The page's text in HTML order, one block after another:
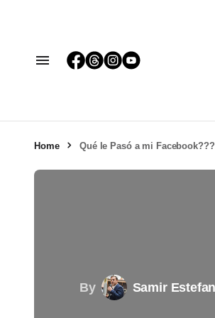
Home Qué le Pasó a mi
By Samir